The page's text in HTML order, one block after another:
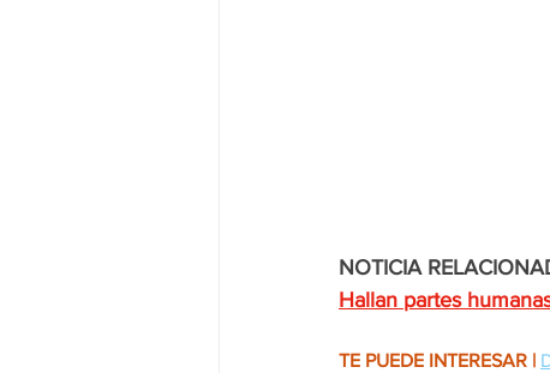
NOTICIA
Hallan partes
TE PUEDE INTERESAR |